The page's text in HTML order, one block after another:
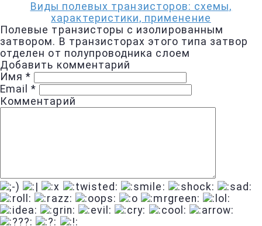
Виды полевых транзисторов: схемы,
характеристики, применение
Полевые транзисторы с изолированным
затвором. В транзисторах этого типа затвор
отделен от полупроводника слоем
Добавить комментарий
Имя*
Email*
Комментарий